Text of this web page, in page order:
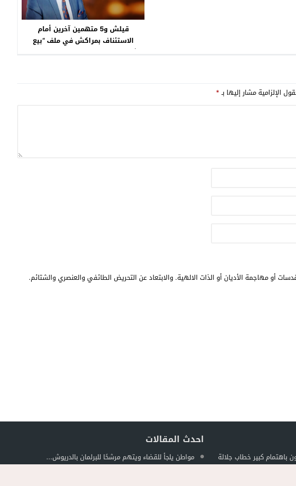
قيلش و5 متهمين آخرين أمام
الاستئناف بمراكش في ملف “بيع
شهادات الماستر” الذي هز الجامعة
الإلزامية مشار إليها بـ*
أو مهاجمة الأديان أو الذات الالهية. والابتعاد عن التحريض الطائفي والعنصري والشتائم.
باهتمام كبير خطاب جلالة
البرلمان الجمعة المقبل
احدث المقالات
مواطن يلجأ للقضاء ويتهم مرشحًا للبرلمان بالدريوش...